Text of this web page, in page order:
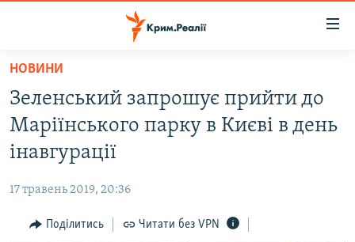
Перейти
основного
матеріалу
Перейти
до
основної
навігації
Перейти
ВІДЕО ТА ФОТО
БЛОГИ
ПОГЛЯД
НОВИНИ
Зеленський запрошує прийти до
Маріїнського парку в Києві в день
інавгурації
17 травень 2019, 20:36
Поділитись Читати без VPN